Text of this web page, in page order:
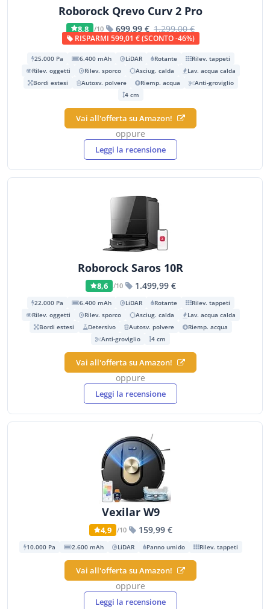
Roborock Qrevo Curv 2 Pro
8,8 /10 699,99 € 1.299,00 €
RISPARMI 599,01 € (SCONTO -46%)
25.000 Pa 6.400 mAh LiDAR Rotante
Rilev. tappeti
Rilev. oggetti
Rilev. sporco Asciug. calda
Lav. acqua calda
Bordi estesi
Autosv. polvere Riemp. acqua
Anti-groviglio
4 cm
Vai all'offerta su Amazon!
oppure
Leggi la recensione
Roborock Saros 10R
8,6 /10 1.499,99 €
22.000 Pa 6.400 mAh LiDAR Rotante
Rilev. tappeti
Rilev. oggetti
Rilev. sporco Asciug. calda
Lav. acqua calda
Bordi estesi
Detersivo Autosv. polvere
Riemp. acqua
Anti-groviglio
4 cm
Vai all'offerta su Amazon!
oppure
Leggi la recensione
Vexilar W9
4,9 /10 159,99 €
10.000 Pa 2.600 mAh LiDAR Panno umido Rilev. tappeti
Vai all'offerta su Amazon!
oppure
Leggi la recensione